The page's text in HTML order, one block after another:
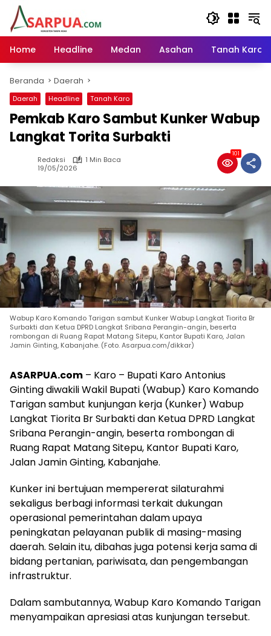
Langsung
konten
Home
Headline Medan Asahan Tanah Karo
Beranda Daerah
Daerah Headline Tanah Karo
Pemkab Karo Sambut Kunker Wabup
Langkat Torita Surbakti
Redaksi
1 Min Baca
19/05/2026
101
Wabup Karo Komando Tarigan sambut Kunker Wabup Langkat Tiorita Br
Surbakti dan Ketua DPRD Langkat Sribana Perangin-angin, beserta
rombongan di Ruang Rapat Matang Sitepu, Kantor Bupati Karo, Jalan
Jamin Ginting, Kabanjahe. (Foto. Asarpua.com/dikkar)
ASARPUA.com – Karo – Bupati Karo Antonius
Ginting diwakili Wakil Bupati (Wabup) Karo Komando
Tarigan sambut kunjungan kerja (Kunker) Wabup
Langkat Tiorita Br Surbakti dan Ketua DPRD Langkat
Sribana Perangin-angin, beserta rombongan di
Ruang Rapat Matang Sitepu, Kantor Bupati Karo,
Jalan Jamin Ginting, Kabanjahe.
Kunker ini bertujuan mempererat silaturahmi
sekaligus berbagi informasi terkait dukungan
operasional pemerintahan dalam upaya
peningkatan pelayanan publik di masing-masing
daerah. Selain itu, dibahas juga potensi kerja sama di
bidang pertanian, pariwisata, dan pengembangan
infrastruktur.
Dalam sambutannya, Wabup Karo Komando Tarigan
menyampaikan apresiasi atas kunjungan tersebut.